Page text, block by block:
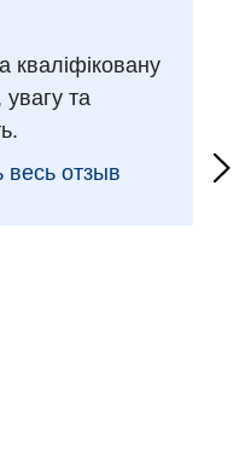
кваліфіковану
увагу та
весь отзыв